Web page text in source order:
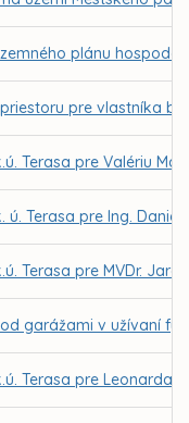
plánu
pre vlastníka
Terasa pre Valériu
ú. Terasa pre Ing.
Terasa pre MVDr.
garážami v užívaní
Terasa pre Leonarda